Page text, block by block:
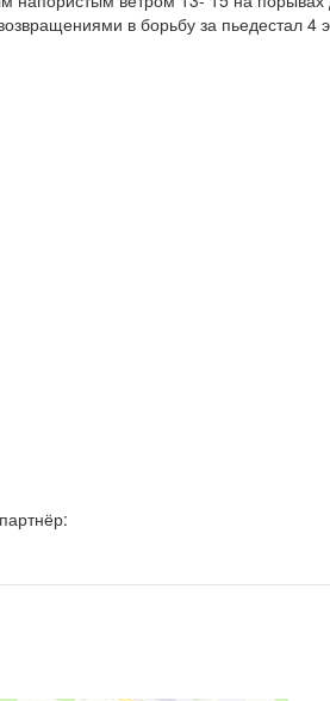
в борьбу за пьедестал 4